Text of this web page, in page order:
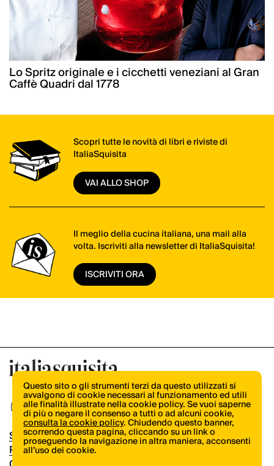
Lo Spritz originale e i cicchetti veneziani al Gran
Caffè Quadri dal 1778
Scopri tutte le novità di libri e riviste di
ItaliaSquisita
VAI ALLO SHOP
Il meglio della cucina italiana, una mail alla
volta. Iscriviti alla newsletter di ItaliaSquisita!
ISCRIVITI ORA
Shop
Pubblicità
Questo sito o gli strumenti terzi da questo utilizzati si
avvalgono di cookie necessari al funzionamento ed utili
alle finalità illustrate nella cookie policy. Se vuoi saperne
di più o negare il consenso a tutti o ad alcuni cookie,
consulta la cookie policy. Chiudendo questo banner,
scorrendo questa pagina, cliccando su un link o
proseguendo la navigazione in altra maniera, acconsenti
all’uso dei cookie.